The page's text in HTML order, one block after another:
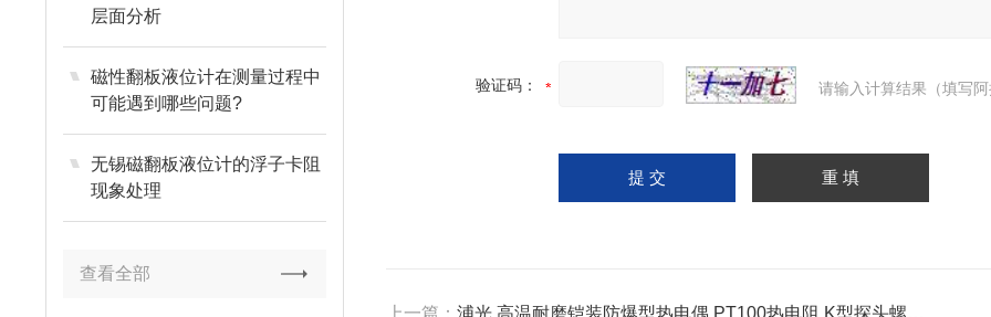
层面分析
磁性翻板液位计在测量过程中
可能遇到哪些问题?
无锡磁翻板液位计的浮子卡阻
现象处理
查看全部
验证码： 请输入计算结果（填写
上一篇：浦光 高温耐磨铠装防爆型热电偶 PT100热电阻 K型探头螺纹法兰连接2